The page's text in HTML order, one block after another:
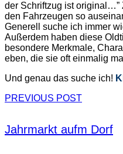
der Schriftzug ist original…”
den Fahrzeugen so
Generell suche ich immer
Außerdem haben diese
besondere Merkmale,
eben, die sie oft einmalig
Und genau das suche ich!
PREVIOUS POST
Jahrmarkt aufm Dorf